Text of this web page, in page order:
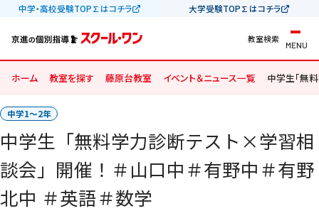
中学・高校受験TOP∑はコチラ 大学受験TOP∑はコチラ
教室検索
MENU
ホーム 教室を探す 藤原台教室 イベント＆ニュース一覧 中学生「無
中学1〜2年
中学生「無料学力診断テスト×学習相
談会」開催！＃山口中＃有野中＃有野
北中 ＃英語＃数学